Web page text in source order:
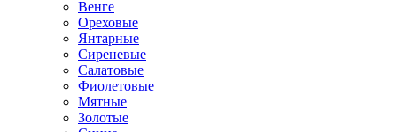
Венге
Ореховые
Янтарные
Сиреневые
Салатовые
Фиолетовые
Мятные
Золотые